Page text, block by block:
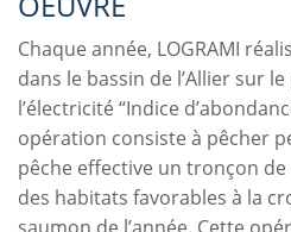
Chaque année, LOGRAMI
dans le bassin de l’Allier sur
l’électricité “Indice
opération consiste à pêcher
pêche effective un tronçon
des habitats favorables à la